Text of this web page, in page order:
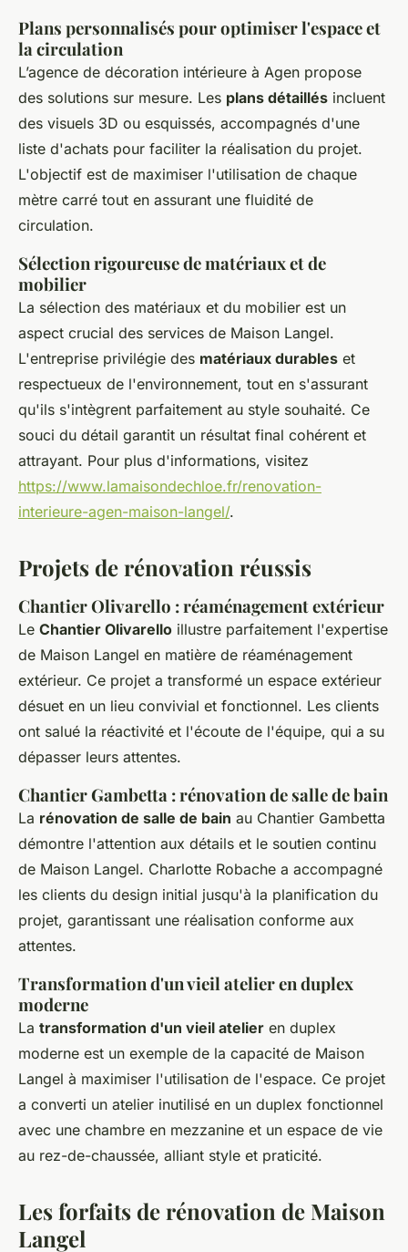
Plans personnalisés pour optimiser l'espace et
la circulation
L’agence de décoration intérieure à Agen propose
des solutions sur mesure. Les plans détaillés incluent
des visuels 3D ou esquissés, accompagnés d'une
liste d'achats pour faciliter la réalisation du projet.
L'objectif est de maximiser l'utilisation de chaque
mètre carré tout en assurant une fluidité de
circulation.
Sélection rigoureuse de matériaux et de
mobilier
La sélection des matériaux et du mobilier est un
aspect crucial des services de Maison Langel.
L'entreprise privilégie des matériaux durables et
respectueux de l'environnement, tout en s'assurant
qu'ils s'intègrent parfaitement au style souhaité. Ce
souci du détail garantit un résultat final cohérent et
attrayant. Pour plus d'informations, visitez
https://www.lamaisondechloe.fr/renovation-
interieure-agen-maison-langel/.
Projets de rénovation réussis
Chantier Olivarello : réaménagement extérieur
Le Chantier Olivarello illustre parfaitement l'expertise
de Maison Langel en matière de réaménagement
extérieur. Ce projet a transformé un espace extérieur
désuet en un lieu convivial et fonctionnel. Les clients
ont salué la réactivité et l'écoute de l'équipe, qui a su
dépasser leurs attentes.
Chantier Gambetta : rénovation de salle de bain
La rénovation de salle de bain au Chantier Gambetta
démontre l'attention aux détails et le soutien continu
de Maison Langel. Charlotte Robache a accompagné
les clients du design initial jusqu'à la planification du
projet, garantissant une réalisation conforme aux
attentes.
Transformation d'un vieil atelier en duplex
moderne
La transformation d'un vieil atelier en duplex
moderne est un exemple de la capacité de Maison
Langel à maximiser l'utilisation de l'espace. Ce projet
a converti un atelier inutilisé en un duplex fonctionnel
avec une chambre en mezzanine et un espace de vie
au rez-de-chaussée, alliant style et praticité.
Les forfaits de rénovation de Maison
Langel